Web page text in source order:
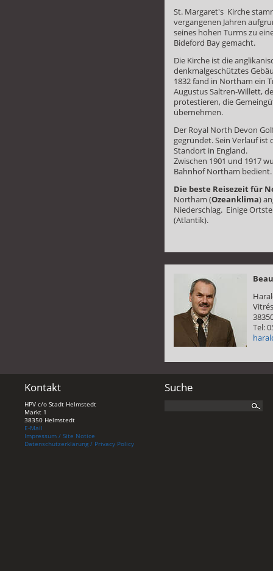
St. Margaret's Kirche
vergangenen Jahren
seines hohen Turms zu
Bideford Bay gemacht.
Die Kirche ist die
denkmalgeschütztes
1832 fand in Northam ein
Augustus Saltren-Willett,
protestieren, die
übernehmen.
Der Royal North Devon
gegründet. Sein Verlauf
Standort in England.
Zwischen 1901 und 1917
Bahnhof Northam bedient.
Die beste Reisezeit für
Northam (Ozeanklima)
Niederschlag. Einige
(Atlantik).
Tel:
Kontakt
HPV c/o Stadt Helmstedt
Markt 1
38350 Helmstedt
E-Mail
Impressum / Site Notice
Datenschutzerklärung / Privacy Policy
Suche